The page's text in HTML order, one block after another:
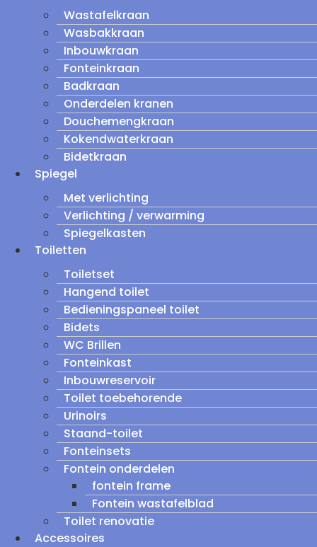
Wastafelkraan
Wasbakkraan
Inbouwkraan
Fonteinkraan
Badkraan
Onderdelen kranen
Douchemengkraan
Kokendwaterkraan
Bidetkraan
Spiegel
Met verlichting
Verlichting / verwarming
Spiegelkasten
Toiletten
Toiletset
Hangend toilet
Bedieningspaneel toilet
Bidets
WC Brillen
Fonteinkast
Inbouwreservoir
Toilet toebehorende
Urinoirs
Staand-toilet
Fonteinsets
Fontein onderdelen
fontein frame
Fontein wastafelblad
Toilet renovatie
Accessoires